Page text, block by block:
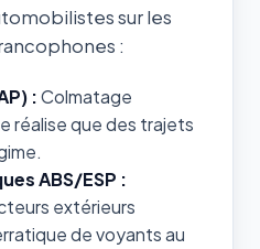
sur les
:
:Colmatage
réalise que des trajets
ABS/ESP :
extérieurs
de voyants au